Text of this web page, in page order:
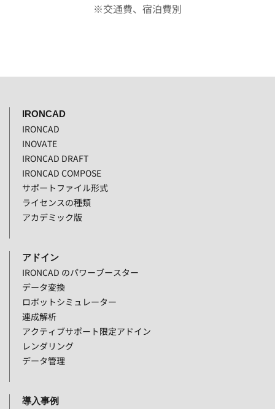
※交通費、宿泊費別
IRONCAD
IRONCAD
INOVATE
IRONCAD DRAFT
IRONCAD COMPOSE
サポートファイル形式
ライセンスの種類
アカデミック版
アドイン
IRONCAD のパワーブースター
データ変換
ロボットシミュレーター
連成解析
アクティブサポート限定アドイン
レンダリング
データ管理
導入事例